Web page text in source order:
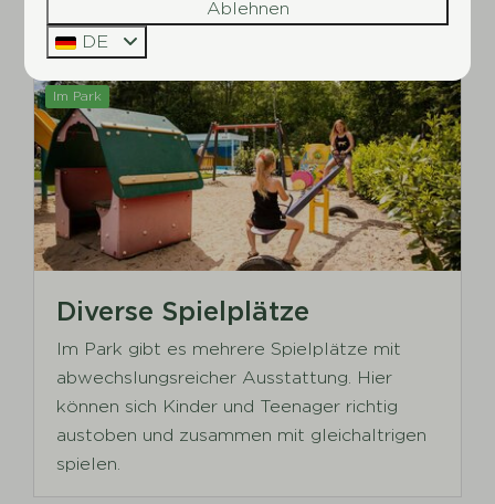
Im Park
Diverse Spielplätze
Im Park gibt es mehrere Spielplätze mit
abwechslungsreicher Ausstattung. Hier
können sich Kinder und Teenager richtig
austoben und zusammen mit gleichaltrigen
spielen.
Ablehnen
DE